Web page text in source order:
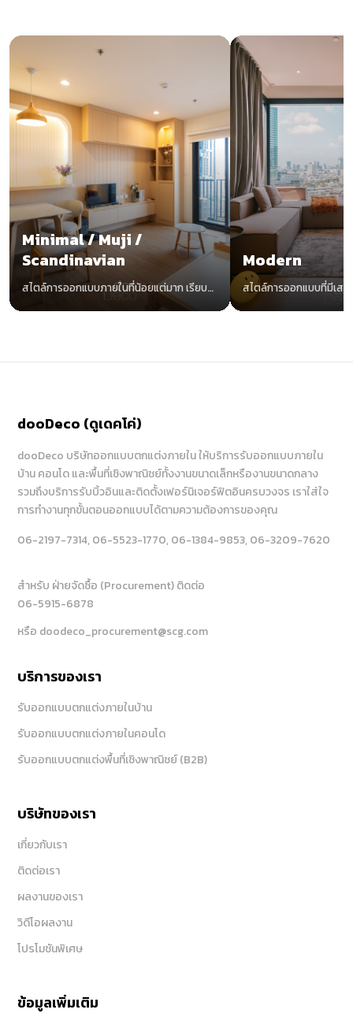
Minimal / Muji /
Scandinavian
สไตล์การออกแบบภายในที่น้อยแต่มาก เรียบ
แต่ง่าย อบอุ่นด้วยโทนสีขาวและไม้
Modern
สไตล์การออกแบบที่มีเสน่
ทันสมัย น่าค้นหา ไม่มีตก
dooDeco (ดูเดคโค่)
dooDeco บริษัทออกแบบตกแต่งภายใน ให้บริการรับออกแบบภายใน
บ้าน คอนโด และพื้นที่เชิงพาณิชย์ทั้งงานขนาดเล็กหรืองานขนาดกลาง
รวมถึงบริการรับบิ้วอินและติดตั้งเฟอร์นิเจอร์ฟิตอินครบวงจร เราใส่ใจ
การทำงานทุกขั้นตอนออกแบบได้ตามความต้องการของคุณ
06-2197-7314, 06-5523-1770, 06-1384-9853, 06-3209-7620
สำหรับ ฝ่ายจัดซื้อ (Procurement) ติดต่อ
06-5915-6878
หรือ doodeco_procurement@scg.com
บริการของเรา
รับออกแบบตกแต่งภายในบ้าน
รับออกแบบตกแต่งภายในคอนโด
รับออกแบบตกแต่งพื้นที่เชิงพาณิชย์ (B2B)
บริษัทของเรา
เกี่ยวกับเรา
ติดต่อเรา
ผลงานของเรา
วิดีโอผลงาน
โปรโมชันพิเศษ
ข้อมูลเพิ่มเติม